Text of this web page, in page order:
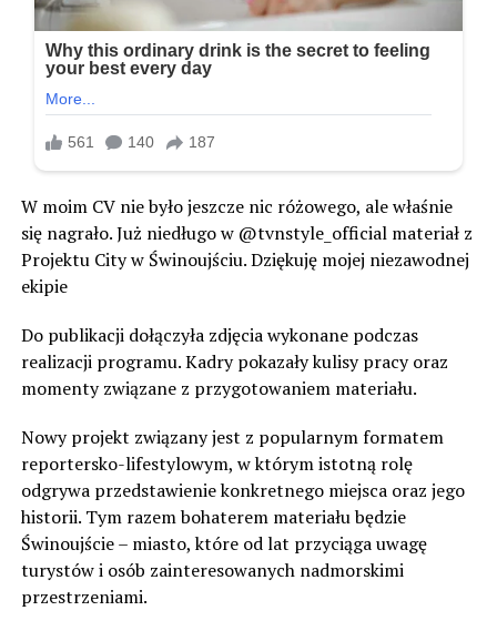
W moim CV nie było jeszcze nic różowego, ale właśnie
się nagrało. Już niedługo w @tvnstyle_official materiał z
Projektu City w Świnoujściu. Dziękuję mojej niezawodnej
ekipie
Do publikacji dołączyła zdjęcia wykonane podczas
realizacji programu. Kadry pokazały kulisy pracy oraz
momenty związane z przygotowaniem materiału.
Nowy projekt związany jest z popularnym formatem
reportersko-lifestylowym, w którym istotną rolę
odgrywa przedstawienie konkretnego miejsca oraz jego
historii. Tym razem bohaterem materiału będzie
Świnoujście – miasto, które od lat przyciąga uwagę
turystów i osób zainteresowanych nadmorskimi
przestrzeniami.